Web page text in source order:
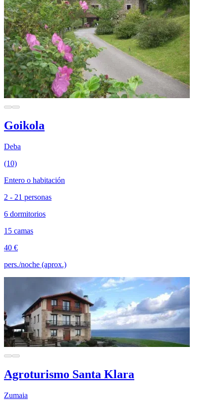
Goikola
Deba
(10)
Entero o habitación
2 - 21 personas
6 dormitorios
15 camas
40 €
pers./noche (aprox.)
Agroturismo Santa Klara
Zumaia